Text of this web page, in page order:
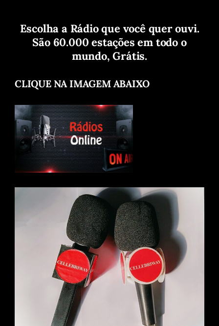
Escolha a Rádio que você quer ouvi.
São 60.000 estações em todo o
mundo, Grátis.
CLIQUE NA IMAGEM ABAIXO